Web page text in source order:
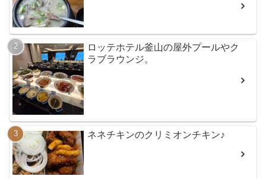
ロッテホテル釜山の屋外プールやク
ラブラウンジ。
ネネチキンのクリミオンチキン♪